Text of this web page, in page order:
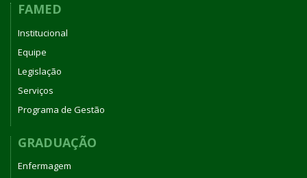
FAMED
Institucional
Equipe
Legislação
Serviços
Programa de Gestão
GRADUAÇÃO
Enfermagem